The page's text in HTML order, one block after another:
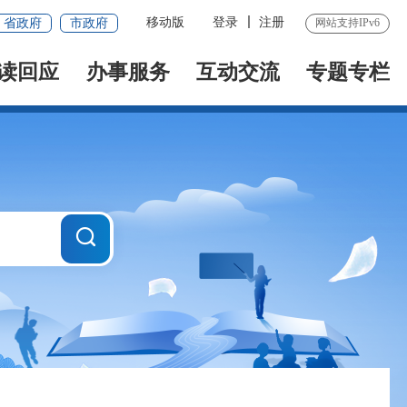
省政府 市政府 移动版 登录 注册 网站支持IPv6
回应 办事服务 互动交流 专题专栏